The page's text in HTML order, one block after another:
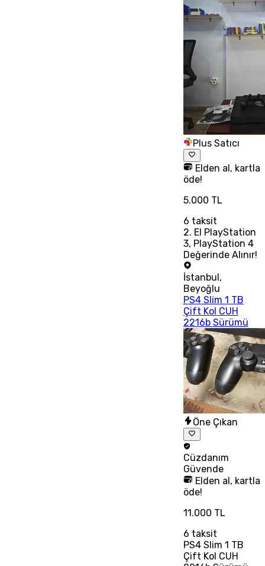
Plus Satıcı
Elden al, kartla
öde!
5.000 TL
6 taksit
2. El PlayStation
3, PlayStation 4
Değerinde Alınır!
İstanbul,
Beyoğlu
PS4 Slim 1 TB
Çift Kol CUH
2216b Sürümü
Öne Çıkan
Cüzdanım
Güvende
Elden al, kartla
öde!
11.000 TL
6 taksit
PS4 Slim 1 TB
Çift Kol CUH